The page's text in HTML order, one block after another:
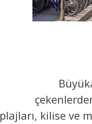
plajları, kilise ve